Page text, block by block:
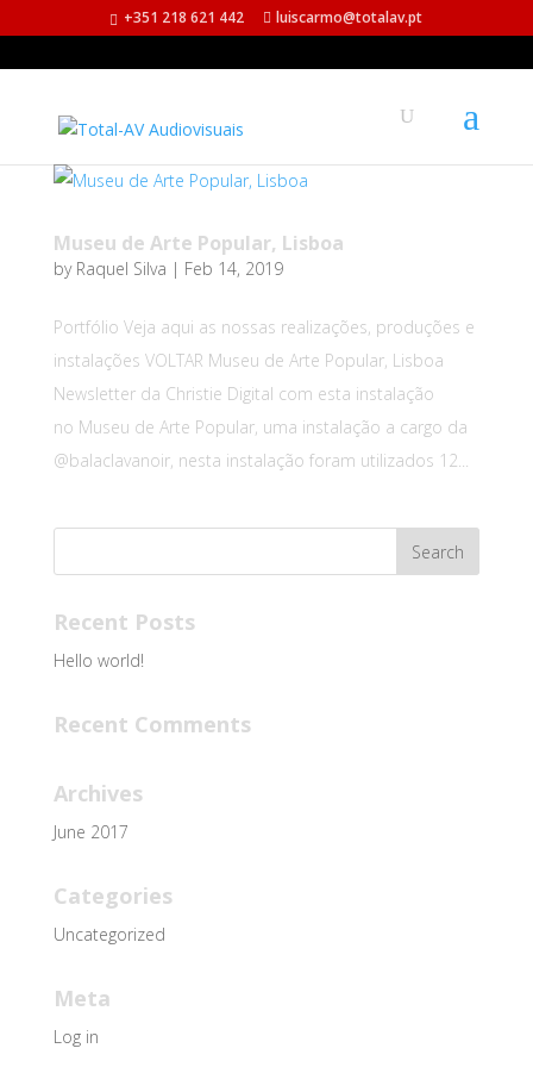
+351 218 621 442 luiscarmo@totalav.pt
Museu de Arte Popular, Lisboa
by Raquel Silva | Feb 14, 2019
Portfólio Veja aqui as nossas realizações, produções e
instalações VOLTAR Museu de Arte Popular, Lisboa
Newsletter da Christie Digital com esta instalação
no Museu de Arte Popular, uma instalação a cargo da
@balaclavanoir, nesta instalação foram utilizados 12...
Recent Posts
Hello world!
Recent Comments
Archives
June 2017
Categories
Uncategorized
Meta
Log in